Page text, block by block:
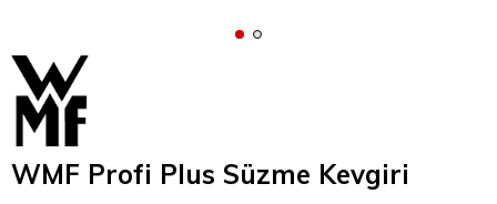
WMF Profi Plus Süzme Kevgiri